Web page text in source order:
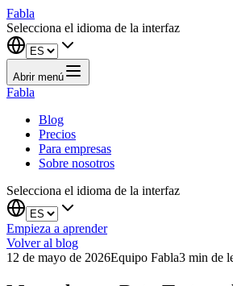
Fabla
Selecciona el idioma de la interfaz
Abrir menú
Fabla
Blog
Precios
Para empresas
Sobre nosotros
Selecciona el idioma de la interfaz
Empieza a aprender
Volver al blog
12 de mayo de 2026Equipo Fabla3 min de